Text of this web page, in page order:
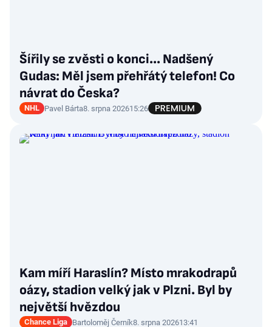
Šířily se zvěsti o konci... Nadšený
Gudas: Měl jsem přehřátý telefon! Co
návrat do Česka?
NHL Pavel Bárta8. srpna 202615:26
Kam míří Haraslín? Místo mrakodrapů
oázy, stadion velký jak v Plzni. Byl by
největší hvězdou
Chance Liga Bartoloměj Černík8. srpna 202613:41